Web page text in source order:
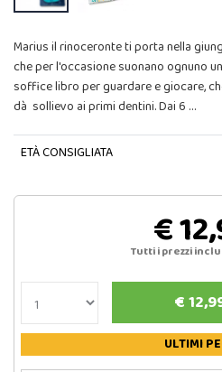
Marius il rinoceronte ti porta nella
che per l'occasione suonano ognuno
soffice libro per guardare e giocare,
dà sollievo ai primi dentini. Dai 6 …
ETÀ CONSIGLIATA
€
Tutti i prezzi
€
ULTIMI